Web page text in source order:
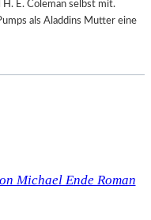
R
T
R
N
E. Coleman selbst mit.
als Aladdins Mutter eine
Michael Ende Roman